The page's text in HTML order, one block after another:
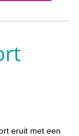
eruit met een